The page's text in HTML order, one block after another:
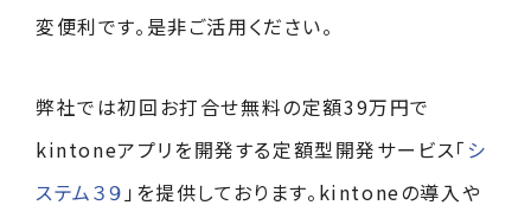
変便利です。是非ご活用ください。
弊社では初回お打合せ無料の定額39万円で
kintoneアプリを開発する定額型開発サービス「 シ
ステム３９」を提供しております。kintoneの導入や